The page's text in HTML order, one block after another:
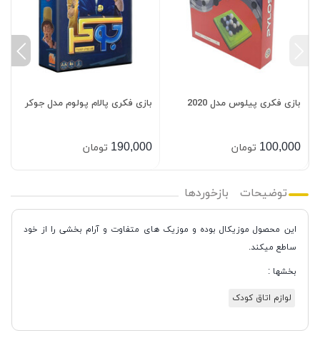
بازی فکری پیلوس مدل 2020
100,000 تومان
بازی فکری پالام پولوم مدل جوکر
190,000 تومان
توضیحات بازخوردها
این محصول موزیکال بوده و موزیک های متفاوت و آرام بخشی را از خود
ساطع میکند.
بخشها :
لوازم اتاق کودک